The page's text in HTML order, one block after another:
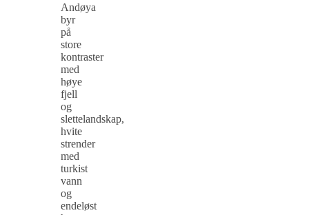
Andøya
byr
på
store
kontraster
med
høye
fjell
og
slettelandskap,
hvite
strender
med
turkist
vann
og
endeløst